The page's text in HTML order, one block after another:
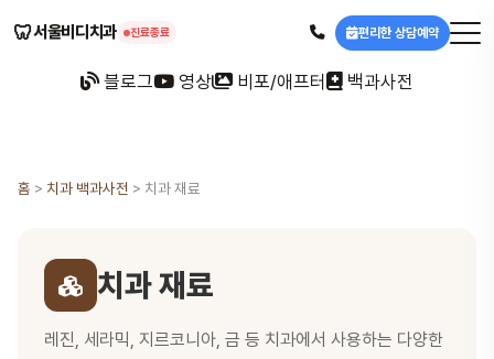
🦷서울비디치과 진료종료 편리한 상담예약
블로그 영상 비포/애프터 백과사전
홈 > 치과 백과사전 > 치과 재료
치과 재료
레진, 세라믹, 지르코니아, 금 등 치과에서 사용하는 다양한